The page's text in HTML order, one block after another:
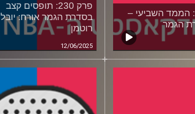
פרק 231: הממד השביעי –
פרק 230: תופסים קצב
בסדרת הגמר אורח: יובל
רוטמן
12/06/2025